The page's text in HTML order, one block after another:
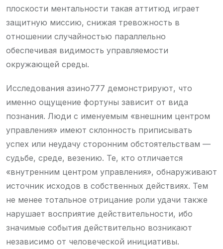
плоскости ментальности такая аттитюд играет
защитную миссию, снижая тревожность в
отношении случайностью параллельно
обеспечивая видимость управляемости
окружающей среды.
Исследования азино777 демонстрируют, что
именно ощущение фортуны зависит от вида
познания. Люди с именуемым «внешним центром
управления» имеют склонность приписывать
успех или неудачу сторонним обстоятельствам —
судьбе, среде, везению. Те, кто отличается
«внутренним центром управления», обнаруживают
источник исходов в собственных действиях. Тем
не менее тотальное отрицание роли удачи также
нарушает восприятие действительности, ибо
значимые события действительно возникают
независимо от человеческой инициативы.